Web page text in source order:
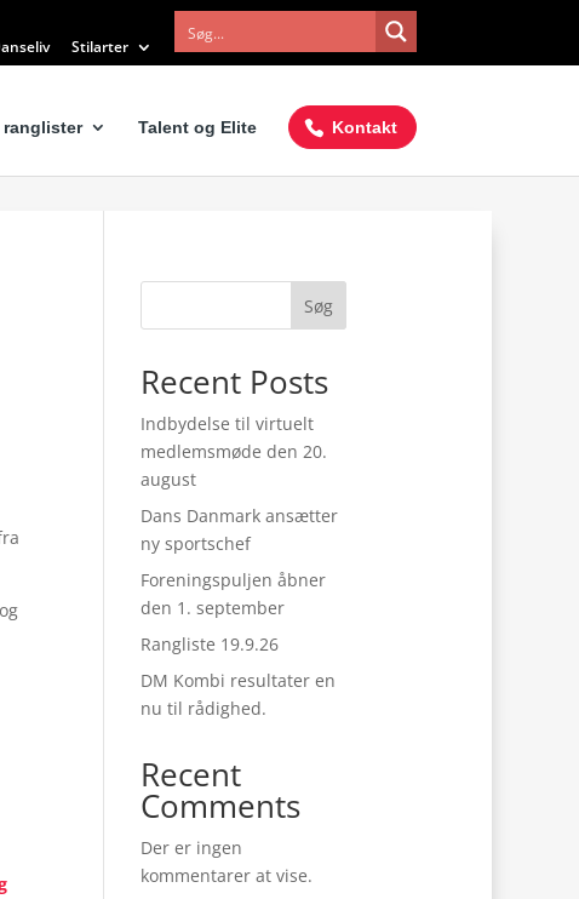
Stilarter
Talent og Elite Kontakt
Søg
Recent Posts
Indbydelse til virtuelt
medlemsmøde den 20.
august
Dans Danmark ansætter
ny sportschef
Foreningspuljen åbner
den 1. september
Rangliste 19.9.26
DM Kombi resultater en
nu til rådighed.
Recent
Comments
Der er ingen
kommentarer at vise.